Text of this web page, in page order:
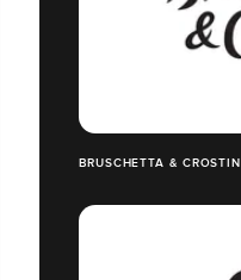
BRUSCHETTA & CROSTINI